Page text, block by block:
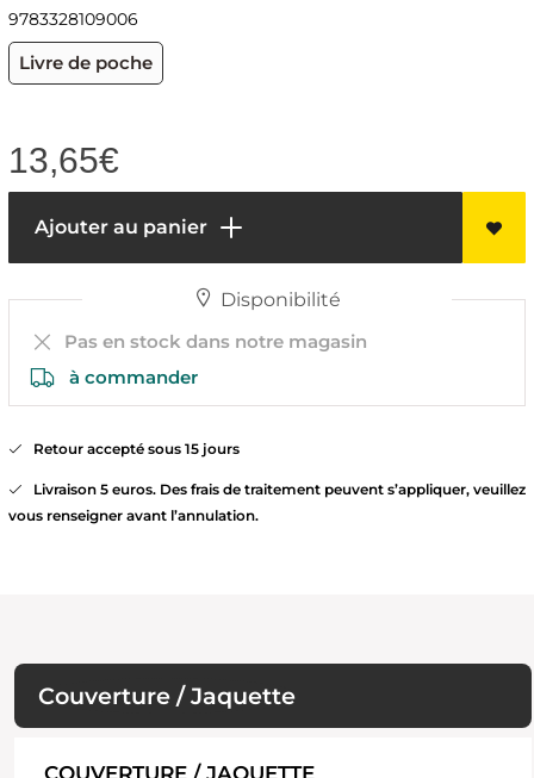
9783328109006
Livre de poche
13,65€
Ajouter au panier
Disponibilité
Pas en stock dans notre magasin
à commander
Retour accepté sous 15 jours
Livraison 5 euros. Des frais de traitement peuvent s’appliquer, veuillez
vous renseigner avant l’annulation.
Couverture / Jaquette
COUVERTURE / JAQUETTE